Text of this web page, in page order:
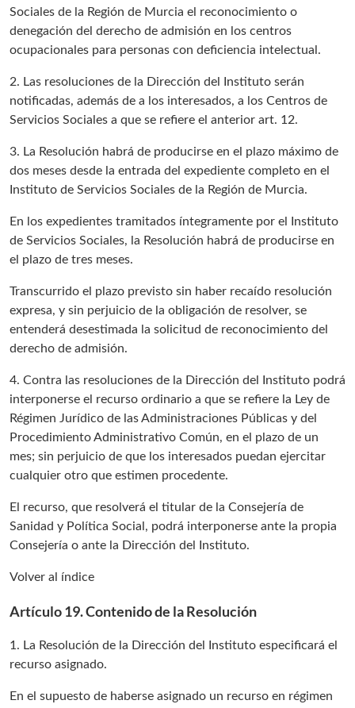
Sociales de la Región de Murcia el reconocimiento o
denegación del derecho de admisión en los centros
ocupacionales para personas con deficiencia intelectual.
2. Las resoluciones de la Dirección del Instituto serán
notificadas, además de a los interesados, a los Centros de
Servicios Sociales a que se refiere el anterior art. 12.
3. La Resolución habrá de producirse en el plazo máximo de
dos meses desde la entrada del expediente completo en el
Instituto de Servicios Sociales de la Región de Murcia.
En los expedientes tramitados íntegramente por el Instituto
de Servicios Sociales, la Resolución habrá de producirse en
el plazo de tres meses.
Transcurrido el plazo previsto sin haber recaído resolución
expresa, y sin perjuicio de la obligación de resolver, se
entenderá desestimada la solicitud de reconocimiento del
derecho de admisión.
4. Contra las resoluciones de la Dirección del Instituto podrá
interponerse el recurso ordinario a que se refiere la Ley de
Régimen Jurídico de las Administraciones Públicas y del
Procedimiento Administrativo Común, en el plazo de un
mes; sin perjuicio de que los interesados puedan ejercitar
cualquier otro que estimen procedente.
El recurso, que resolverá el titular de la Consejería de
Sanidad y Política Social, podrá interponerse ante la propia
Consejería o ante la Dirección del Instituto.
Volver al índice
Artículo 19. Contenido de la Resolución
1. La Resolución de la Dirección del Instituto especificará el
recurso asignado.
En el supuesto de haberse asignado un recurso en régimen